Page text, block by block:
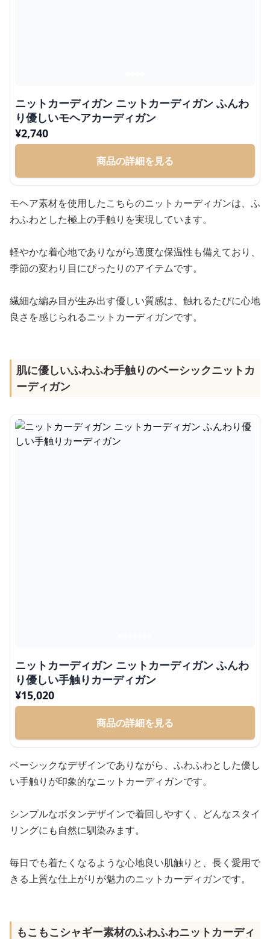
ニットカーディガン ニットカーディガン ふんわ
り優しいモヘアカーディガン
¥2,740
商品の詳細を見る
モヘア素材を使用したこちらのニットカーディガンは、ふ
わふわとした極上の手触りを実現しています。
軽やかな着心地でありながら適度な保温性も備えており、
季節の変わり目にぴったりのアイテムです。
繊細な編み目が生み出す優しい質感は、触れるたびに心地
良さを感じられるニットカーディガンです。
肌に優しいふわふわ手触りのベーシックニットカ
ーディガン
ニットカーディガン ニットカーディガン ふんわ
り優しい手触りカーディガン
¥15,020
商品の詳細を見る
ベーシックなデザインでありながら、ふわふわとした優し
い手触りが印象的なニットカーディガンです。
シンプルなボタンデザインで着回しやすく、どんなスタイ
リングにも自然に馴染みます。
毎日でも着たくなるような心地良い肌触りと、長く愛用で
きる上質な仕上がりが魅力のニットカーディガンです。
もこもこシャギー素材のふわふわニットカーディ